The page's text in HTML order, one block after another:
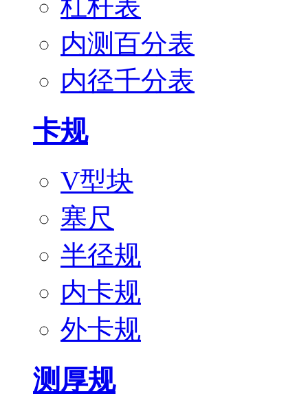
杠杆表
内测百分表
内径千分表
卡规
V型块
塞尺
半径规
内卡规
外卡规
测厚规